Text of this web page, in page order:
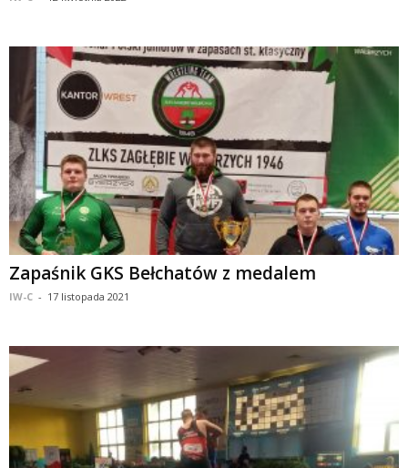
Zapaśnik GKS Bełchatów z medalem
IW-C - 17 listopada 2021